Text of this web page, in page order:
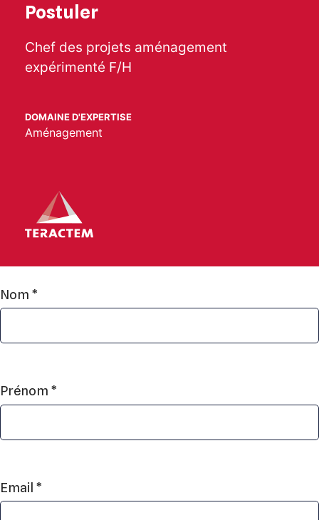
Postuler
Chef des projets aménagement
expérimenté F/H
DOMAINE D'EXPERTISE
Aménagement
Nom *
Prénom *
Email *